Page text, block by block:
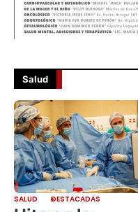
Salud
SALUD DESTACADAS